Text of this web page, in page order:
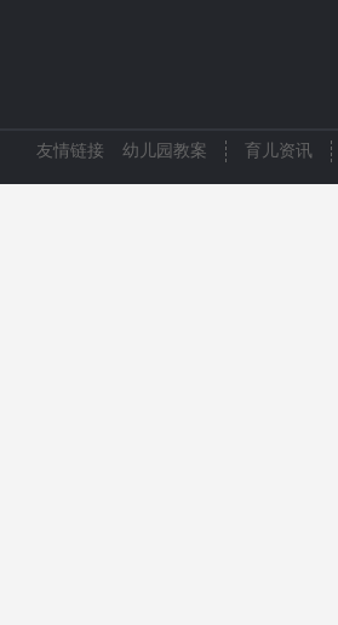
友情链接 幼儿园教案 育儿资讯